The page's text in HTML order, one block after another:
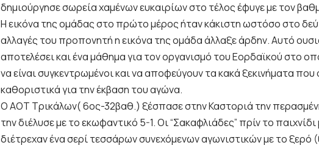
δημιούργησε σωρεία χαμένων ευκαιρίων στο τέλος έφυγε με τον
Η εικόνα της ομάδας στο πρώτο μέρος ήταν κάκιστη ωστόσο στο
αλλαγές του προπονητή η εικόνα της ομάδα άλλαξε άρδην. Αυτό
αποτελέσει και ένα μάθημα για τον οργανισμό του Εορδαϊκού στο
να είναι συγκεντρωμένοι και να αποφεύγουν τα κακά ξεκινήματα που
καθοριστικά για την έκβαση του αγώνα.
Ο ΑΟΤ Τρικάλων( 6ος-32βαθ.) ξέσπασε στην Καστοριά την
την διέλυσε με το εκωφαντικό 5-1. Οι “Σακαφλιάδες” πρίν το
διέτρεχαν ένα σερί τεσσάρων συνεχόμενων αγωνιστικών με το ξερό